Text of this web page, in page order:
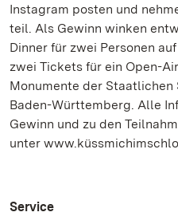
Instagram posten und
teil. Als Gewinn winken
Dinner für zwei Personen
zwei Tickets für ein Open-
Monumente der Staatlichen
Baden-Württemberg. Alle
Gewinn und zu den
unter
Service